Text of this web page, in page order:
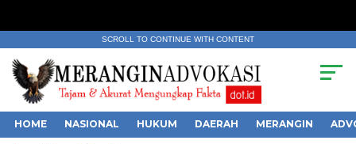
SCROLL TO CONTINUE WITH CONTENT
HOME NASIONAL HUKUM DAERAH MERANGIN